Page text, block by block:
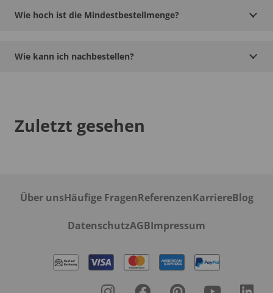
Wie hoch ist die Mindestbestellmenge?
Wie kann ich nachbestellen?
Zuletzt gesehen
Über unsHäufige FragenReferenzenKarriereBlog
DatenschutzAGBImpressum